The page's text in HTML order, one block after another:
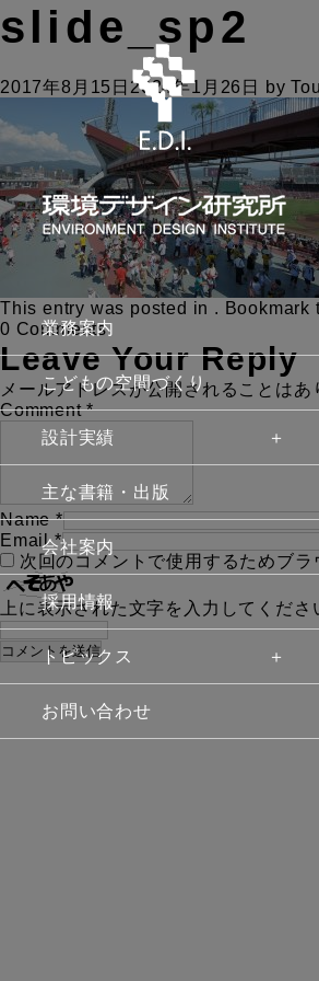
業務案内
こどもの空間づくり
設計実績
主な書籍・出版
会社案内
採用情報
トピックス
お問い合わせ
slide_sp2
2017年8月15日 2024年1月26日 by
This entry was posted in . Bookmark
0 Comments
Leave Your Reply
メールアドレスが公開されることはあ
Comment *
Name *
Email *
次回のコメントで使用するためブ
上に表示された文字を入力してくださ